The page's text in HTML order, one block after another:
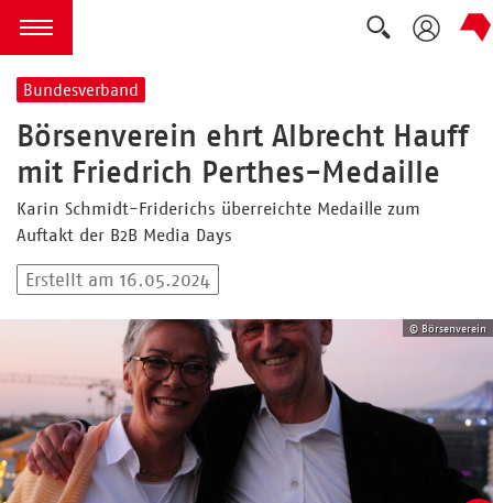
zum Inhalt springen
Menü öffnen
Suche
Bundesverband
Börsenverein ehrt Albrecht Hauff
mit Friedrich Perthes-Medaille
Karin Schmidt-Friderichs überreichte Medaille zum
Auftakt der B2B Media Days
Erstellt am 16.05.2024
© Börsenverein